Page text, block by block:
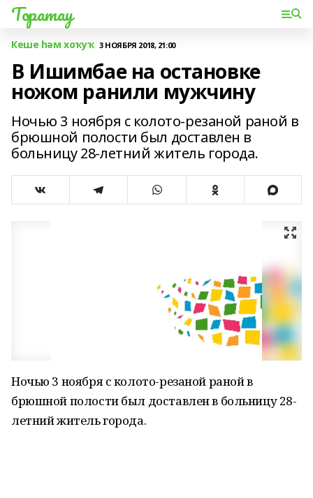
Торатау
Кеше һәм хоҡуҡ 3 НОЯБРЯ 2018, 21:00
В Ишимбае на остановке
ножом ранили мужчину
Ночью 3 ноября с колото-резаной раной в
брюшной полости был доставлен в
больницу 28-летний житель города.
Ночью 3 ноября с колото-резаной раной в
брюшной полости был доставлен в больницу 28-
летний житель города.